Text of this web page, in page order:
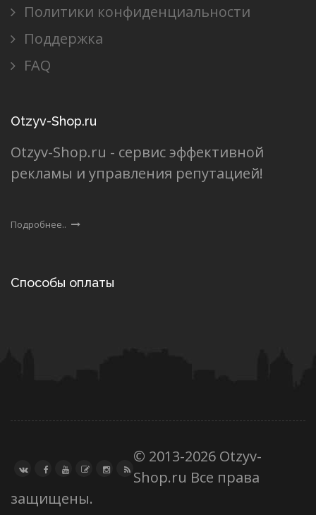
Политики конфиденциальности
Поддержка
FAQ
Otzyv-Shop.ru
Otzyv-Shop.ru - сервис эффективной
рекламы и управления репутацией!
Подробнее..
Способы оплаты
© 2013-2026 Otzyv-
Shop.ru Все права
защищены.